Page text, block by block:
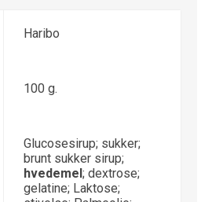
Haribo
100 g.
Glucosesirup; sukker;
brunt sukker sirup;
hvedemel; dextrose;
gelatine; Laktose;